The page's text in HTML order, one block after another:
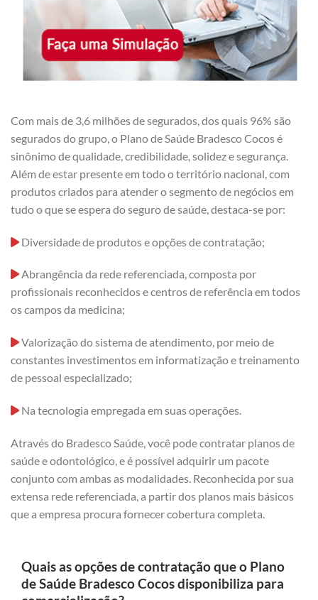
Com mais de 3,6 milhões de segurados, dos quais 96% são
segurados do grupo, o Plano de Saúde Bradesco Cocos é
sinônimo de qualidade, credibilidade, solidez e segurança.
Além de estar presente em todo o território nacional, com
produtos criados para atender o segmento de negócios em
tudo o que se espera do seguro de saúde, destaca-se por:
Diversidade de produtos e opções de contratação;
Abrangência da rede referenciada, composta por
profissionais reconhecidos e centros de referência em todos
os campos da medicina;
Valorização do sistema de atendimento, por meio de
constantes investimentos em informatização e treinamento
de pessoal especializado;
Na tecnologia empregada em suas operações.
Através do Bradesco Saúde, você pode contratar planos de
saúde e odontológico, e é possível adquirir um pacote
conjunto com ambas as modalidades. Reconhecida por sua
extensa rede referenciada, a partir dos planos mais básicos
que a empresa procura fornecer cobertura completa.
Quais as opções de contratação que o Plano
de Saúde Bradesco Cocos disponibiliza para